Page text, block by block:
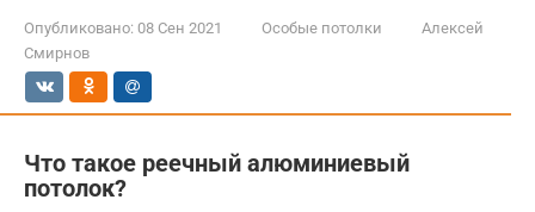
Опубликовано: 08 Сен 2021 Особые потолки
Алексей
Смирнов
Что такое реечный алюминиевый
потолок?